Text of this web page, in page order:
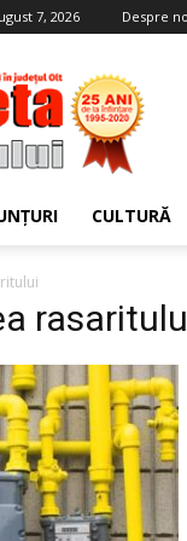
7, 2026 Despre
CULTURĂ